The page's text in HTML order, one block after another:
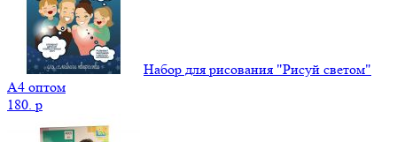
Набор для рисования "Рисуй светом"
А4 оптом
180. p